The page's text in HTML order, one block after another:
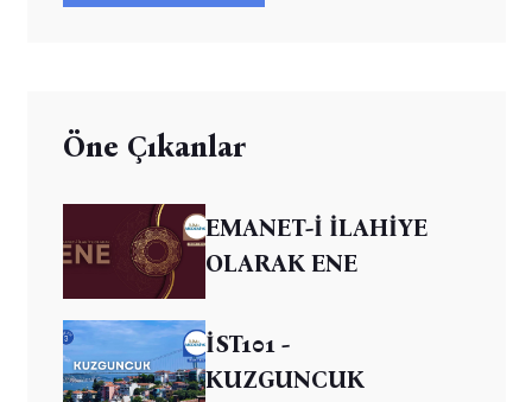
Öne Çıkanlar
EMANET-İ İLAHİYE
OLARAK ENE
İST101 -
KUZGUNCUK